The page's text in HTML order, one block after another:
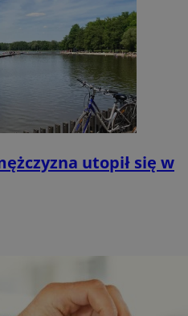
utopił się w